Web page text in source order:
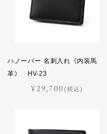
ハノーバー 名刺入れ《内装馬
革》 HV-23
¥29,700(税込)